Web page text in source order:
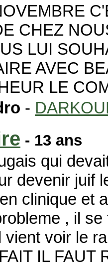
CHEZ
LUI
AVEC
LE
-
- 13 ans
qui
devenir juif
clinique et
, il
vient voir le
IL FAUT